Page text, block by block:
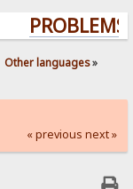
Other languages»
« previous next »